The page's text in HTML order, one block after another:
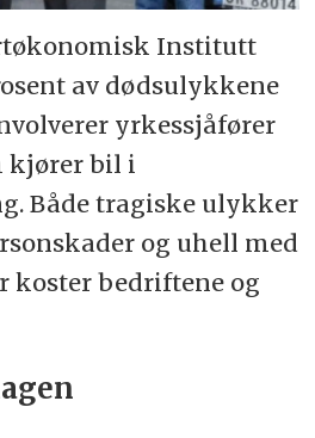
Institutt
av dødsulykkene
yrkessjåfører
kjører bil i
Både tragiske ulykker
og uhell med
koster bedriftene og